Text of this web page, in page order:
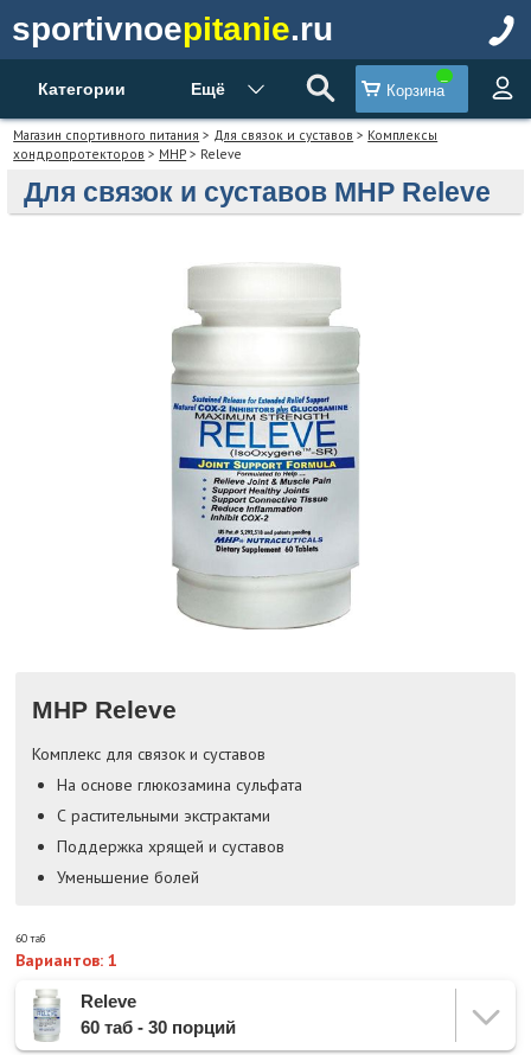
sportivnoepitanie.ru
Категории Ещё Корзина
Магазин спортивного питания > Для связок и суставов > Комплексы
хондропротекторов > MHP > Releve
Для связок и суставов MHP Releve
MHP Releve
Комплекс для связок и суставов
На основе глюкозамина сульфата
С растительными экстрактами
Поддержка хрящей и суставов
Уменьшение болей
60 таб
Вариантов: 1
Releve
60 таб - 30 порций